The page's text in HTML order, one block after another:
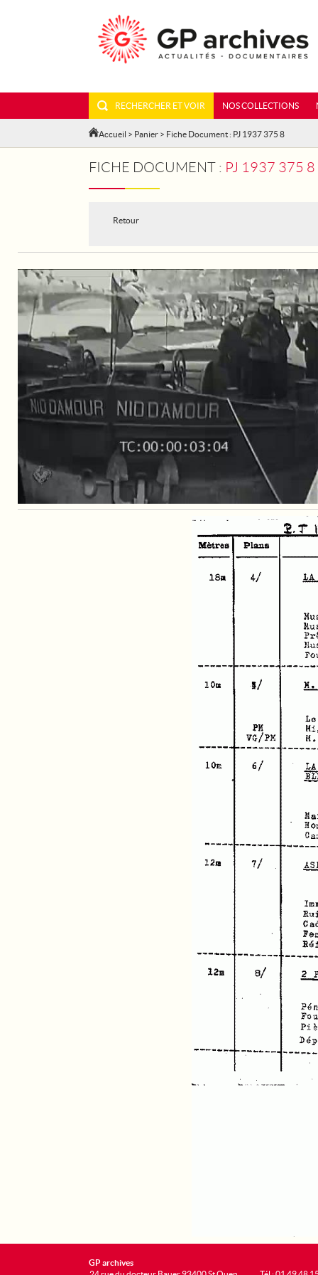
RECHERCHER ET VOIR NOS COLLECTIONS
Accueil > Panier > Fiche Document : PJ 1937 375 8
FICHE DOCUMENT : PJ 1937 375 8
Retour
GP archives